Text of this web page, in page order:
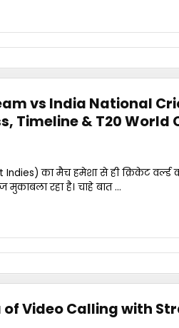
vs India National
Timeline & T20 World
Indies) का मैच हमेशा से ही क्रिकेट
रहा है। चाहे बात ...
of Video Calling with